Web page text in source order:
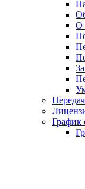
О
График